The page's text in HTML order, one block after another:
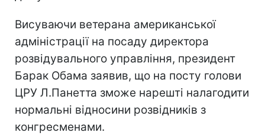
Висуваючи ветерана американської
адміністрації на посаду директора
розвідувального управління, президент
Барак Обама заявив, що на посту голови
ЦРУ Л.Панетта зможе нарешті налагодити
нормальні відносини розвідників з
конгресменами.